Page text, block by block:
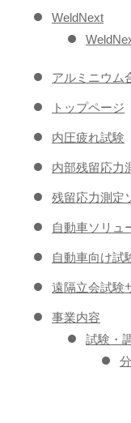
WeldNext
アルミニウム
トップページ
内圧疲れ試験
内部残留応力
残留応力測定
自動車ソリュ
自動車向け試
遠隔立会試験
事業内容
試験・